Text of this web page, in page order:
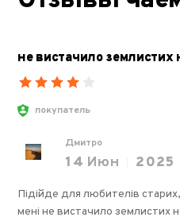
не вистачило землистих
покупатель
Дмитро
14 Июн 2025
Підійде для любителів
мені не вистачило